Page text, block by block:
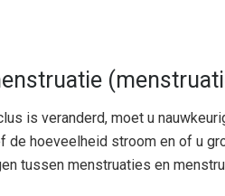
is veranderd, moet u
de hoeveelheid stroom en of u
tussen menstruaties en